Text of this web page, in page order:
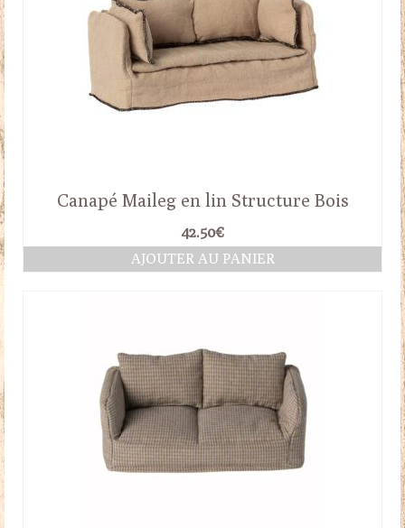
Panier
ancien
Canapé Maileg en lin Structure Bois
42.50€
AJOUTER AU PANIER